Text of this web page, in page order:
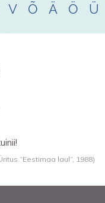
V Õ Ä Ö Ü
“Eestimaa laul”, 1988)